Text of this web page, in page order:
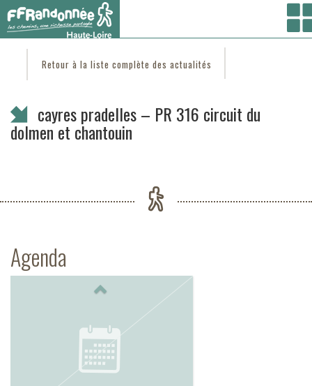
Vous êtes ici :Accueil/C'est d'actu
/ cayres pradelles – PR 316 circuit du dolmen et
chantouin
Retour à la liste complète des actualités
cayres pradelles – PR 316 circuit du
dolmen et chantouin
Agenda